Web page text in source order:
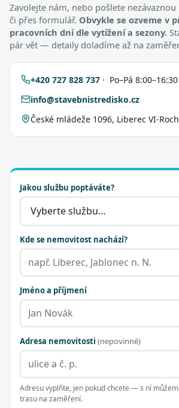
Zavolejte nám, nebo pošlete
či přes formulář. Obvykle se ozveme v
pracovních dní dle vytížení a sezony.
pár vět — detaily doladíme až na
+420 727 828 737 · Po–Pá 8:00–16:30
info@stavebnistredisko.cz
České mládeže 1096, Liberec VI-
Jakou službu poptáváte?
Kde se nemovitost nachází?
Jméno a příjmení
Adresa nemovitosti (nepovinné)
Adresu vyplňte, jen pokud chcete — s ní
trasu na zaměření.